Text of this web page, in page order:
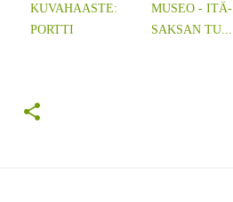
KUVAHAASTE:
PORTTI
MUSEO - ITÄ-
SAKSAN TU...